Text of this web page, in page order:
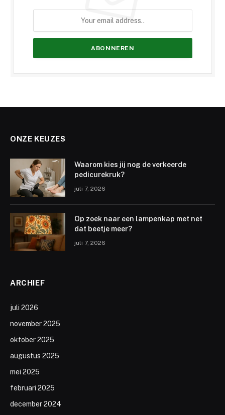
ONZE KEUZES
Waarom kies jij nog de verkeerde
pedicurekruk?
juli 7, 2026
Op zoek naar een lampenkap met net
dat beetje meer?
juli 7, 2026
ARCHIEF
juli 2026
november 2025
oktober 2025
augustus 2025
mei 2025
februari 2025
december 2024